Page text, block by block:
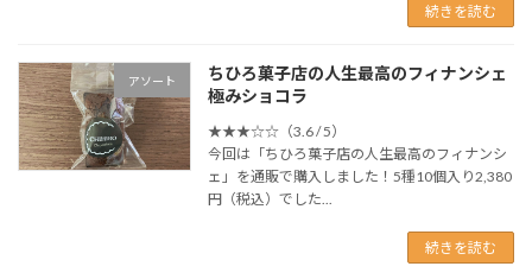
続きを読む
アソート
ちひろ菓子店の人生最高のフィナンシェ
極みショコラ
★★★☆☆（3.6 / 5）
今回は「ちひろ菓子店の人生最高のフィナンシ
ェ」を通販で購入しました！5種10個入り2,380
円（税込）でした...
続きを読む